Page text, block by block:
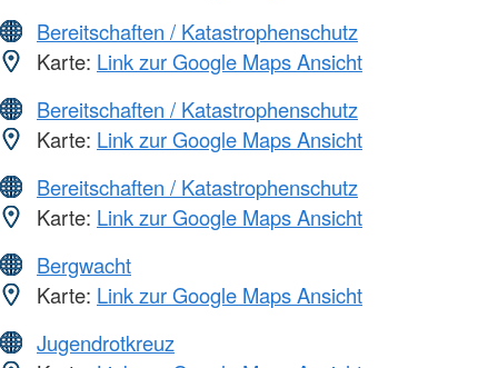
Bereitschaften / Katastrophenschutz
Karte: Link zur Google Maps Ansicht
Bereitschaften / Katastrophenschutz
Karte: Link zur Google Maps Ansicht
Bereitschaften / Katastrophenschutz
Karte: Link zur Google Maps Ansicht
Bergwacht
Karte: Link zur Google Maps Ansicht
Jugendrotkreuz